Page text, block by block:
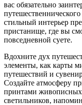
вас обязательно
стильный интерьер
пристанище, где вы
повседневной суете.
Вдохните дух
элементы, как карты
путешествий и
Создайте атмосферу
принтами живописных
светильников,